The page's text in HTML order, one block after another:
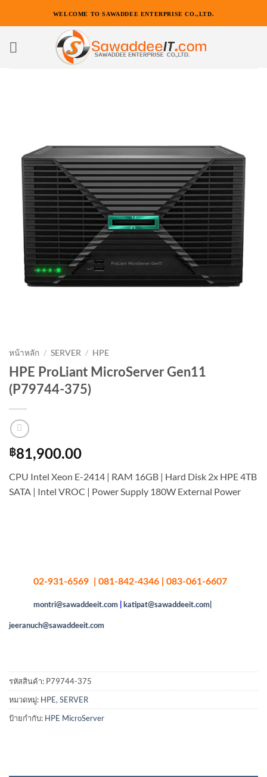
เนื้อหา
WELCOME TO SAWADDEE ENTERPRISE CO.,LTD.
หน้าหลัก / SERVER / HPE
HPE ProLiant MicroServer Gen11
(P79744-375)
฿81,900.00
CPU Intel Xeon E-2414 | RAM 16GB | Hard Disk 2x HPE 4TB
SATA | Intel VROC | Power Supply 180W External Power
02-931-6569 | 081-842-4346 | 083-061-6607
montri@sawaddeeit.com katipat@sawaddeeit.com|
jeeranuch@sawaddeeit.com
รหัสสินค้า: P79744-375
หมวดหมู่: HPE, SERVER
ป้ายกำกับ: HPE MicroServer